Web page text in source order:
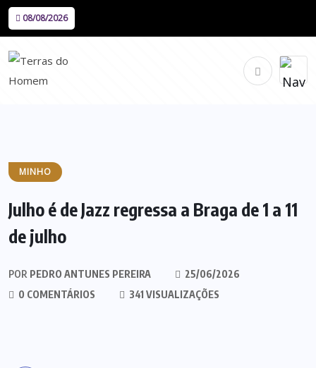
08/08/2026
MINHO
Julho é de Jazz regressa a Braga de 1 a 11
de julho
POR PEDRO ANTUNES PEREIRA
25/06/2026
0 COMENTÁRIOS
341 VISUALIZAÇÕES